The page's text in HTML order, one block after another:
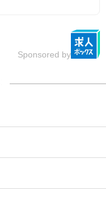
Sponsored by